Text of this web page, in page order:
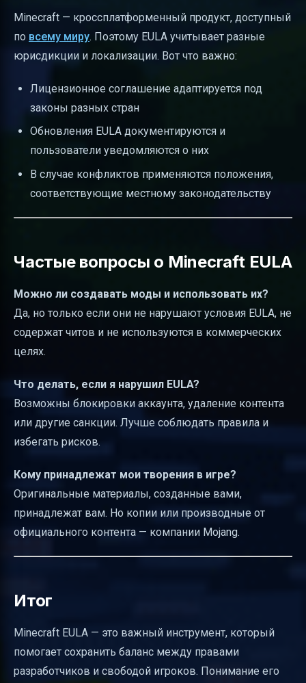
Minecraft — кроссплатформенный продукт, доступный
по всему миру. Поэтому EULA учитывает разные
юрисдикции и локализации. Вот что важно:
Лицензионное соглашение адаптируется под
законы разных стран
Обновления EULA документируются и
пользователи уведомляются о них
В случае конфликтов применяются положения,
соответствующие местному законодательству
Частые вопросы о Minecraft EULA
Можно ли создавать моды и использовать их?
Да, но только если они не нарушают условия EULA, не
содержат читов и не используются в коммерческих
целях.
Что делать, если я нарушил EULA?
Возможны блокировки аккаунта, удаление контента
или другие санкции. Лучше соблюдать правила и
избегать рисков.
Кому принадлежат мои творения в игре?
Оригинальные материалы, созданные вами,
принадлежат вам. Но копии или производные от
официального контента — компании Mojang.
Итог
Minecraft EULA — это важный инструмент, который
помогает сохранить баланс между правами
разработчиков и свободой игроков. Понимание его